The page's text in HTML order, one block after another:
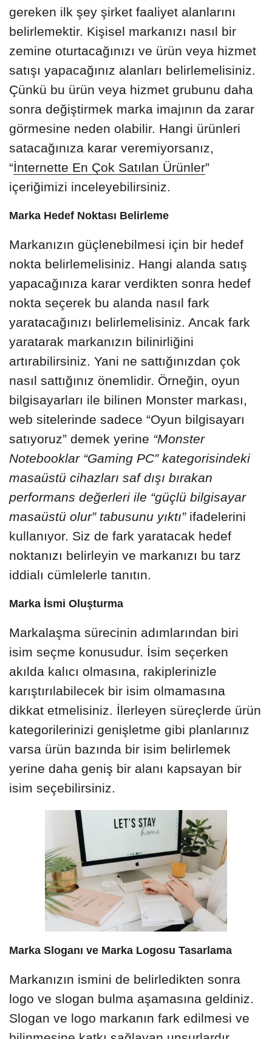
gereken ilk şey şirket faaliyet alanlarını
belirlemektir. Kişisel markanızı nasıl bir
zemine oturtacağınızı ve ürün veya hizmet
satışı yapacağınız alanları belirlemelisiniz.
Çünkü bu ürün veya hizmet grubunu daha
sonra değiştirmek marka imajının da zarar
görmesine neden olabilir. Hangi ürünleri
satacağınıza karar veremiyorsanız,
“İnternette En Çok Satılan Ürünler”
içeriğimizi inceleyebilirsiniz.
Marka Hedef Noktası Belirleme
Markanızın güçlenebilmesi için bir hedef
nokta belirlemelisiniz. Hangi alanda satış
yapacağınıza karar verdikten sonra hedef
nokta seçerek bu alanda nasıl fark
yaratacağınızı belirlemelisiniz. Ancak fark
yaratarak markanızın bilinirliğini
artırabilirsiniz. Yani ne sattığınızdan çok
nasıl sattığınız önemlidir. Örneğin, oyun
bilgisayarları ile bilinen Monster markası,
web sitelerinde sadece “Oyun bilgisayarı
satıyoruz” demek yerine “Monster
Notebooklar “Gaming PC” kategorisindeki
masaüstü cihazları saf dışı bırakan
performans değerleri ile “güçlü bilgisayar
masaüstü olur” tabusunu yıktı”ifadelerini
kullanıyor. Siz de fark yaratacak hedef
noktanızı belirleyin ve markanızı bu tarz
iddialı cümlelerle tanıtın.
Marka İsmi Oluşturma
Markalaşma sürecinin adımlarından biri
isim seçme konusudur. İsim seçerken
akılda kalıcı olmasına, rakiplerinizle
karıştırılabilecek bir isim olmamasına
dikkat etmelisiniz. İlerleyen süreçlerde ürün
kategorilerinizi genişletme gibi planlarınız
varsa ürün bazında bir isim belirlemek
yerine daha geniş bir alanı kapsayan bir
isim seçebilirsiniz.
Marka Sloganı ve Marka Logosu Tasarlama
Markanızın ismini de belirledikten sonra
logo ve slogan bulma aşamasına geldiniz.
Slogan ve logo markanın fark edilmesi ve